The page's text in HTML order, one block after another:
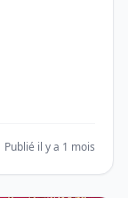
Publié il y a 1 mois